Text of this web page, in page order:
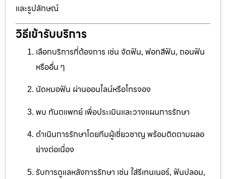
และรูปลักษณ์
วิธีเข้ารับบริการ
เลือกบริการที่ต้องการ เช่น จัดฟัน, ฟอกสีฟัน, ถอนฟัน
หรืออื่น ๆ
นัดหมอฟัน ผ่านออนไลน์หรือโทรจอง
พบ ทันตแพทย์ เพื่อประเมินและวางแผนการรักษา
ดำเนินการรักษาโดยทีมผู้เชี่ยวชาญ พร้อมติดตามผลอ
ย่างต่อเนื่อง
รับการดูแลหลังการรักษา เช่น ใส่รีเทนเนอร์, ฟันปลอม,